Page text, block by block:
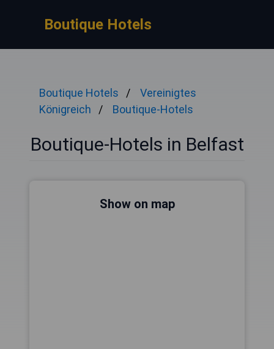
Boutique Hotels
Boutique Hotels
Vereinigtes
Königreich
Boutique-Hotels
Boutique-Hotels in Belfast
Show on map